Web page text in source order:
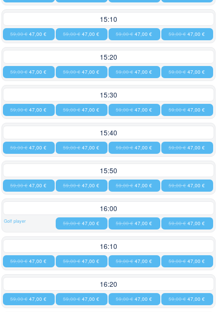
15:10
59,00 € 47,00 € 59,00 € 47,00 € 59,00 € 47,00 € 59,00 € 47,00 €
15:20
59,00 € 47,00 € 59,00 € 47,00 € 59,00 € 47,00 € 59,00 € 47,00 €
15:30
59,00 € 47,00 € 59,00 € 47,00 € 59,00 € 47,00 € 59,00 € 47,00 €
15:40
59,00 € 47,00 € 59,00 € 47,00 € 59,00 € 47,00 € 59,00 € 47,00 €
15:50
59,00 € 47,00 € 59,00 € 47,00 € 59,00 € 47,00 € 59,00 € 47,00 €
16:00
Golf player 59,00 € 47,00 € 59,00 € 47,00 € 59,00 € 47,00 €
16:10
59,00 € 47,00 € 59,00 € 47,00 € 59,00 € 47,00 € 59,00 € 47,00 €
16:20
59,00 € 47,00 € 59,00 € 47,00 € 59,00 € 47,00 € 59,00 € 47,00 €